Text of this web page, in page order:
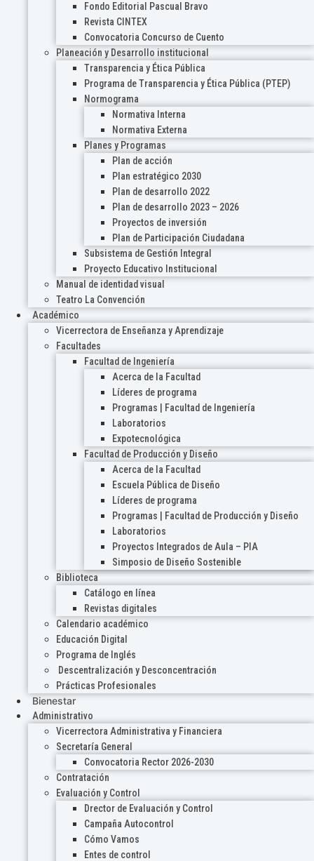
Fondo Editorial Pascual Bravo
Revista CINTEX
Convocatoria Concurso de Cuento
Planeación y Desarrollo institucional
Transparencia y Ética Pública
Programa de Transparencia y Ética Pública (PTEP)
Normograma
Normativa Interna
Normativa Externa
Planes y Programas
Plan de acción
Plan estratégico 2030
Plan de desarrollo 2022
Plan de desarrollo 2023 – 2026
Proyectos de inversión
Plan de Participación Ciudadana
Subsistema de Gestión Integral
Proyecto Educativo Institucional
Manual de identidad visual
Teatro La Convención
Académico
Vicerrectora de Enseñanza y Aprendizaje
Facultades
Facultad de Ingeniería
Acerca de la Facultad
Líderes de programa
Programas | Facultad de Ingeniería
Laboratorios
Expotecnológica
Facultad de Producción y Diseño
Acerca de la Facultad
Escuela Pública de Diseño
Líderes de programa
Programas | Facultad de Producción y Diseño
Laboratorios
Proyectos Integrados de Aula – PIA
Simposio de Diseño Sostenible
Biblioteca
Catálogo en línea
Revistas digitales
Calendario académico
Educación Digital
Programa de Inglés
Descentralización y Desconcentración
Prácticas Profesionales
Bienestar
Administrativo
Vicerrectora Administrativa y Financiera
Secretaría General
Convocatoria Rector 2026-2030
Contratación
Evaluación y Control
Drector de Evaluación y Control
Campaña Autocontrol
Cómo Vamos
Entes de control